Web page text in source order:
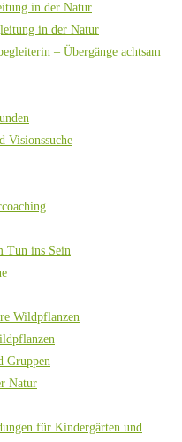
in der Natur
in der Natur
– Übergänge achtsam
Visionssuche
Tun ins Sein
Wildpflanzen
Gruppen
Natur
für Kindergärten und